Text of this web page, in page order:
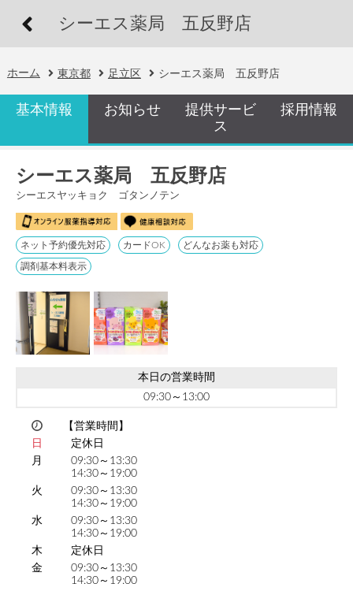
シーエス薬局 五反野店
ホーム 東京都 足立区 シーエス薬局 五反野店
基本情報 お知らせ
提供サービ
ス
採用情報
シーエス薬局 五反野店
シーエスヤッキョク ゴタンノテン
ネット予約優先対応 カードOK どんなお薬も対応
調剤基本料表示
本日の営業時間
09:30～13:00
【営業時間】
日
定休日
月
09:30～13:30
14:30～19:00
火
09:30～13:30
14:30～19:00
水
09:30～13:30
14:30～19:00
木
定休日
金
09:30～13:30
14:30～19:00